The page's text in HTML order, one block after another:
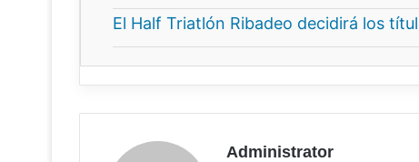
El Half Triatlón Ribadeo decidirá los
Administrator